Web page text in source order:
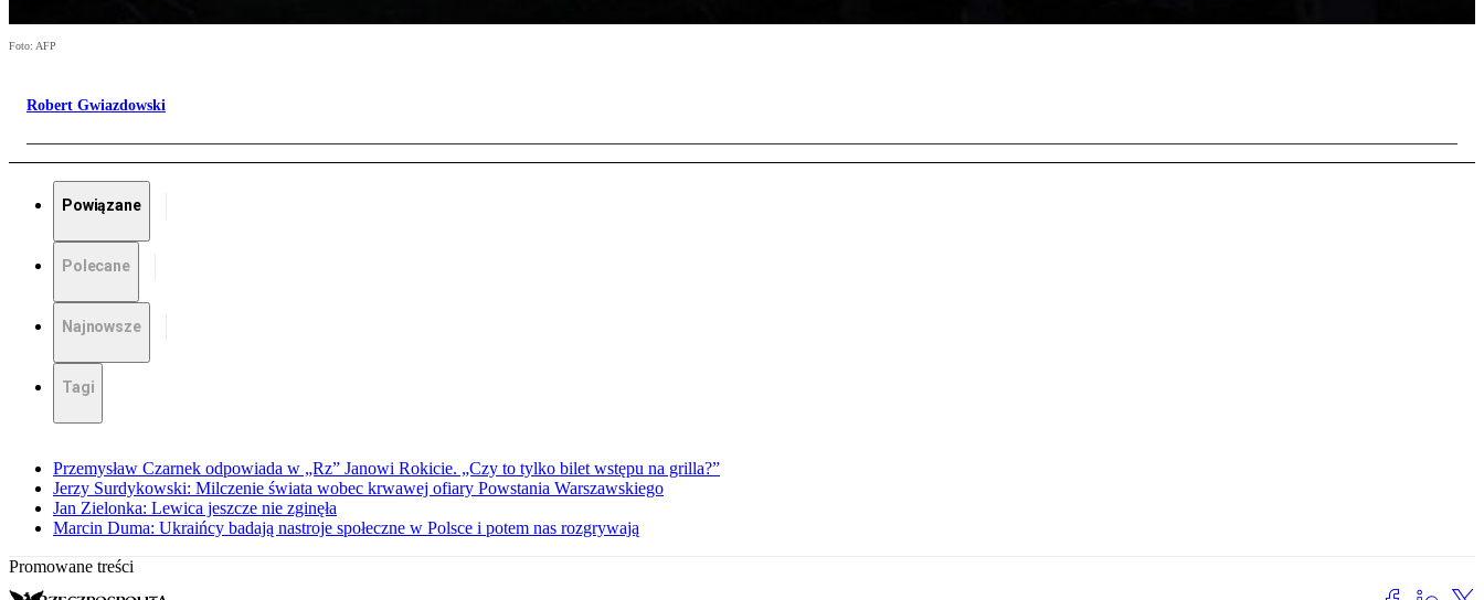
Foto: AFP
Robert Gwiazdowski
Powiązane
Polecane
Najnowsze
Tagi
Przemysław Czarnek odpowiada w „Rz” Janowi Rokicie. „Czy to tylko bilet wstępu na grilla?”
Jerzy Surdykowski: Milczenie świata wobec krwawej ofiary Powstania Warszawskiego
Jan Zielonka: Lewica jeszcze nie zginęła
Marcin Duma: Ukraińcy badają nastroje społeczne w Polsce i potem nas rozgrywają
Promowane treści